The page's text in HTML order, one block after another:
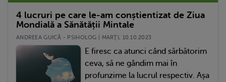
4 lucruri pe care le-am conștientizat de Ziua
Mondială a Sănătății Mintale
ANDREEA GUICĂ - PSIHOLOG | MARŢI, 10.10.2023
E firesc ca atunci când sărbătorim
ceva, să ne gândim mai în
profunzime la lucrul respectiv. Așa